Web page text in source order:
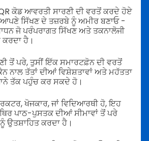
ਕੋਡ ਆਵਰਤੀ ਸਾਰਣੀ ਦੀ ਵਰਤੋਂ ਕਰਦੇ ਹੋਏ
ਸਿੱਖਣ ਦੇ ਤਜ਼ਰਬੇ ਨੂੰ ਅਮੀਰ ਬਣਾਓ -
ਜੋ ਪਰੰਪਰਾਗਤ ਸਿੱਖਣ ਅਤੇ ਤਕਨਾਲੋਜੀ
ਕਰਦਾ ਹੈ।
ਤੋਂ ਪਰੇ, ਤੁਸੀਂ ਇੱਕ ਸਮਾਰਟਫ਼ੋਨ ਦੀ ਵਰਤੋਂ
ਨਾਲ ਤੱਤਾਂ ਦੀਆਂ ਵਿਸ਼ੇਸ਼ਤਾਵਾਂ ਅਤੇ ਮਹੱਤਤਾ
ਤੱਕ ਪਹੁੰਚ ਕਰ ਸਕਦੇ ਹੋ।
ਖੋਜਕਾਰ, ਜਾਂ ਵਿਦਿਆਰਥੀ ਹੋ, ਇਹ
ਪਾਠ-ਪੁਸਤਕ ਦੀਆਂ ਸੀਮਾਵਾਂ ਤੋਂ ਪਰੇ
ਉਤਸ਼ਾਹਿਤ ਕਰਦਾ ਹੈ।